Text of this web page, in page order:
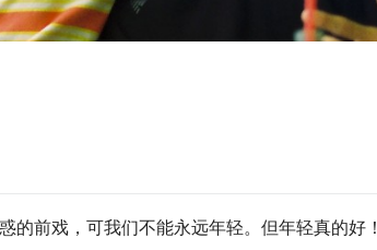
的前戏，可我们不能永远年轻。但年轻真的好！